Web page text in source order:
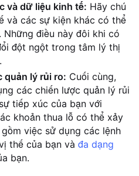
và dữ liệu kinh tế: Hãy chú
và các sự kiện khác có thể
điều này đôi khi có
đột ngột trong tâm lý thị
quản lý rủi ro: Cuối cùng,
các chiến lược quản lý rủi
tiếp xúc của bạn với
khoản thua lỗ có thể xảy
việc sử dụng các lệnh
thế của bạn và đa dạng
bạn.